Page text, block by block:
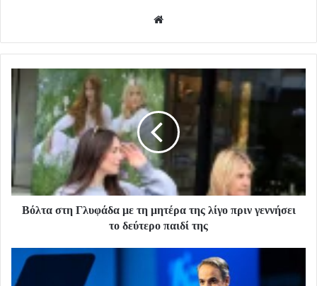
Βόλτα στη Γλυφάδα με τη μητέρα της λίγο πριν γεννήσει
το δεύτερο παιδί της